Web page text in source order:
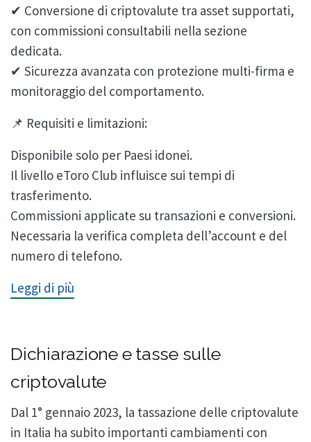
✔ Conversione di criptovalute tra asset supportati,
con commissioni consultabili nella sezione
dedicata.
✔ Sicurezza avanzata con protezione multi-firma e
monitoraggio del comportamento.
📌 Requisiti e limitazioni:
Disponibile solo per Paesi idonei.
Il livello eToro Club influisce sui tempi di
trasferimento.
Commissioni applicate su transazioni e conversioni.
Necessaria la verifica completa dell’account e del
numero di telefono.
Leggi di più
Dichiarazione e tasse sulle
criptovalute
Dal 1° gennaio 2023, la tassazione delle criptovalute
in Italia ha subito importanti cambiamenti con